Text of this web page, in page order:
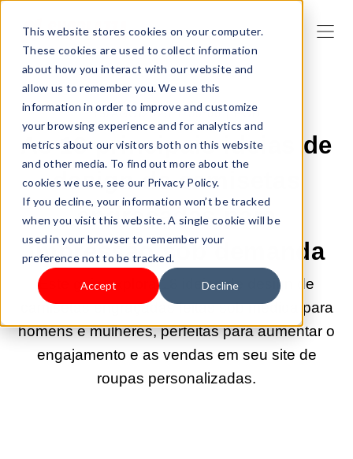
This website stores cookies on your computer.
These cookies are used to collect information
about how you interact with our website and
allow us to remember you. We use this
information in order to improve and customize
your browsing experience and for analytics and
metrics about our visitors both on this website
and other media. To find out more about the
cookies we use, see our Privacy Policy.
If you decline, your information won’t be tracked
when you visit this website. A single cookie will be
used in your browser to remember your
preference not to be tracked.
Accept Decline
13/AGO/2025 7:00:00 |POD
As 18 principais ideias de
design de camisetas
engraçadas para
impressão sob demanda
Este guia explora 18 ideias de design de
camisetas engraçadas feitas sob medida para
homens e mulheres, perfeitas para aumentar o
engajamento e as vendas em seu site de
roupas personalizadas.